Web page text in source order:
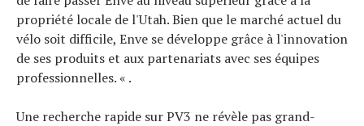
propriété locale de l'Utah. Bien que le marché actuel du
vélo soit difficile, Enve se développe grâce à l'innovation
de ses produits et aux partenariats avec ses équipes
professionnelles. « .
Une recherche rapide sur PV3 ne révèle pas grand-